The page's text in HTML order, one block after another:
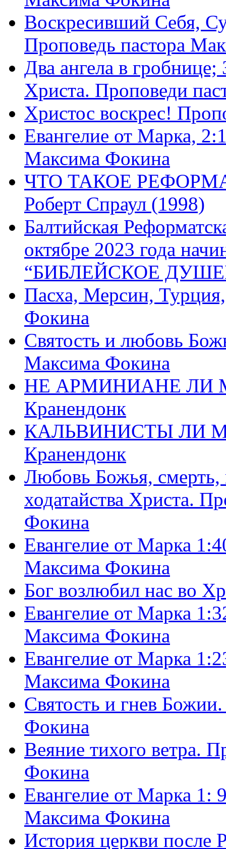
Воскресивший Себя,
Проповедь пастора
Два ангела в
Христа. Проповеди
Христос воскрес!
Евангелие от Марка,
Максима Фокина
ЧТО ТАКОЕ
Роберт Спраул (1998)
Балтийская
октябре 2023 года
“БИБЛЕЙСКОЕ
Пасха, Мерсин,
Фокина
Святость и любовь
Максима Фокина
НЕ АРМИНИАНЕ ЛИ
Кранендонк
КАЛЬВИНИСТЫ ЛИ
Кранендонк
Любовь Божья, смерть,
ходатайства Христа.
Фокина
Евангелие от Марка
Максима Фокина
Бог возлюбил нас во
Евангелие от Марка
Максима Фокина
Евангелие от Марка
Максима Фокина
Святость и гнев
Фокина
Веяние тихого ветра.
Фокина
Евангелие от Марка 1:
Максима Фокина
История церкви